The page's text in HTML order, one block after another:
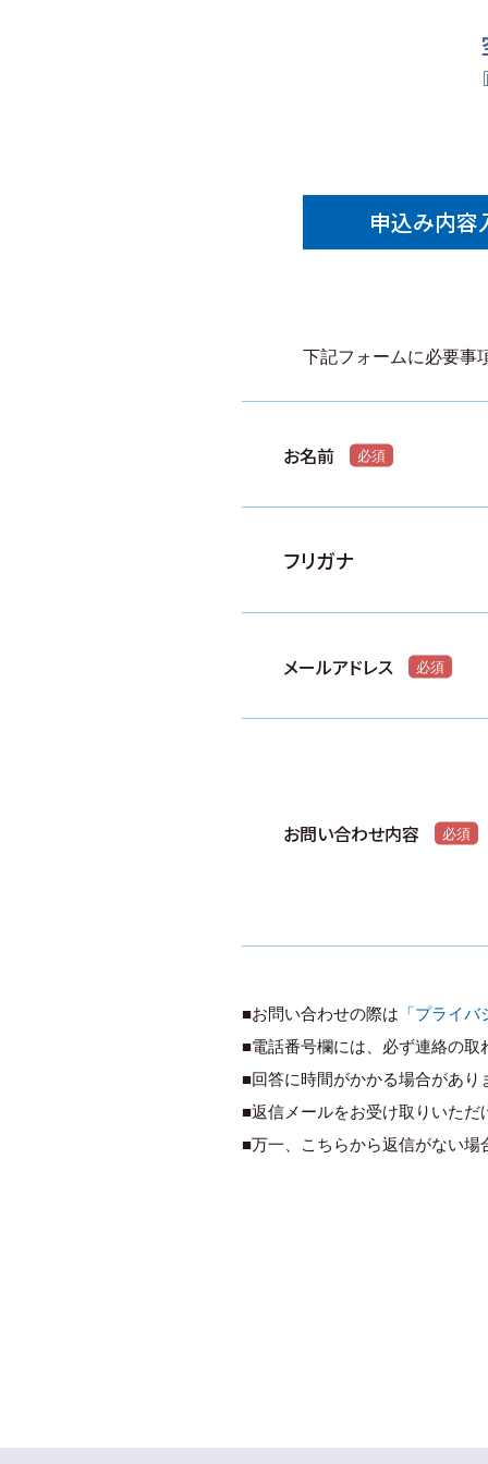
申込み内容
下記フォームに必要事
お名前
フリガナ
メールアドレス
お問い合わせ内容
■お問い合わせの際は 「プライ
■電話番号欄には、必ず連絡の
■回答に時間がかかる場合があ
■返信メールをお受け取りいた
■万一、こちらから返信がない